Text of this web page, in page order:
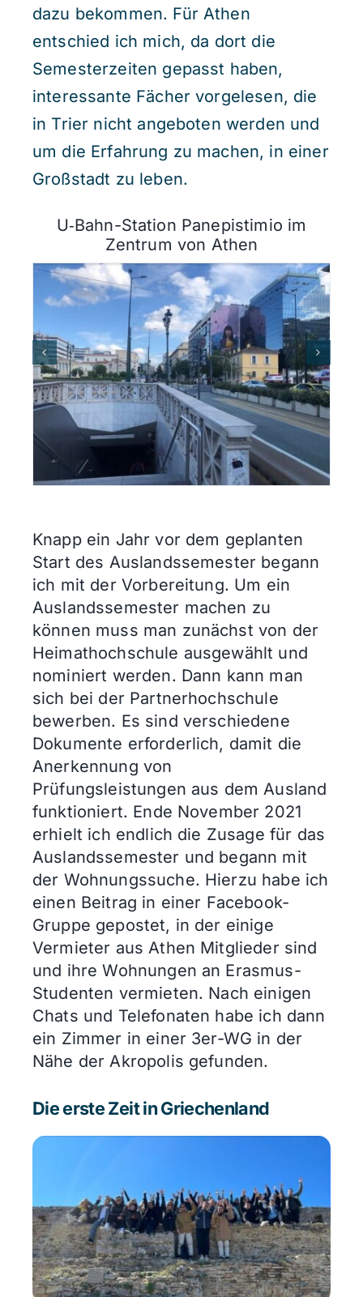
dazu bekommen. Für Athen
entschied ich mich, da dort die
Semesterzeiten gepasst haben,
interessante Fächer vorgelesen, die
in Trier nicht angeboten werden und
um die Erfahrung zu machen, in einer
Großstadt zu leben.
U‑Bahn-Station Panepistimio im
Zentrum von Athen
Knapp ein Jahr vor dem geplanten
Start des Auslandssemester begann
ich mit der Vorbereitung. Um ein
Auslandssemester machen zu
können muss man zunächst von der
Heimathochschule ausgewählt und
nominiert werden. Dann kann man
sich bei der Partnerhochschule
bewerben. Es sind verschiedene
Dokumente erforderlich, damit die
Anerkennung von
Prüfungsleistungen aus dem Ausland
funktioniert. Ende November 2021
erhielt ich endlich die Zusage für das
Auslandssemester und begann mit
der Wohnungssuche. Hierzu habe ich
einen Beitrag in einer Facebook-
Gruppe gepostet, in der einige
Vermieter aus Athen Mitglieder sind
und ihre Wohnungen an Erasmus-
Studenten vermieten. Nach einigen
Chats und Telefonaten habe ich dann
ein Zimmer in einer 3er-WG in der
Nähe der Akropolis gefunden.
Die erste Zeit in Griechenland